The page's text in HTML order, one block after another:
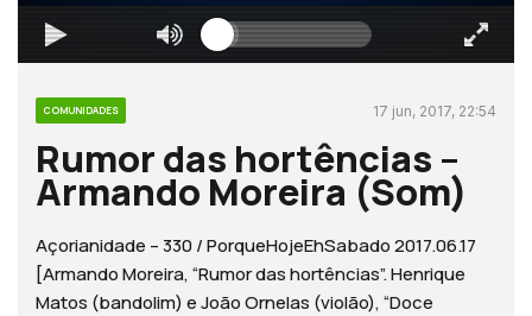
COMUNIDADES 17 jun, 2017, 22:54
Rumor das hortências –
Armando Moreira (Som)
Açorianidade – 330 / PorqueHojeEhSabado 2017.06.17
[Armando Moreira, “Rumor das hortências”. Henrique
Matos (bandolim) e João Ornelas (violão), “Doce